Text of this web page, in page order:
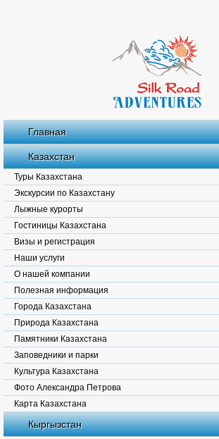
Главная
Казахстан
Туры Казахстана
Экскурсии по Казахстану
Лыжные курорты
Гостиницы Казахстана
Визы и регистрация
Наши услуги
О нашей компании
Полезная информация
Города Казахстана
Природа Казахстана
Памятники Казахстана
Заповедники и парки
Культура Казахстана
Фото Александра Петрова
Карта Казахстана
Кыргызстан